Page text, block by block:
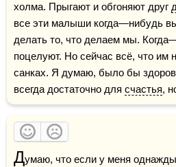
холма. Прыгают и обгоняют друг
все эти малыши когда—нибудь
делать то, что делаем мы.
поцелуют. Но сейчас всё, что им
санках. Я думаю, было бы
всегда достаточно для счастья,
Думаю, что если у меня